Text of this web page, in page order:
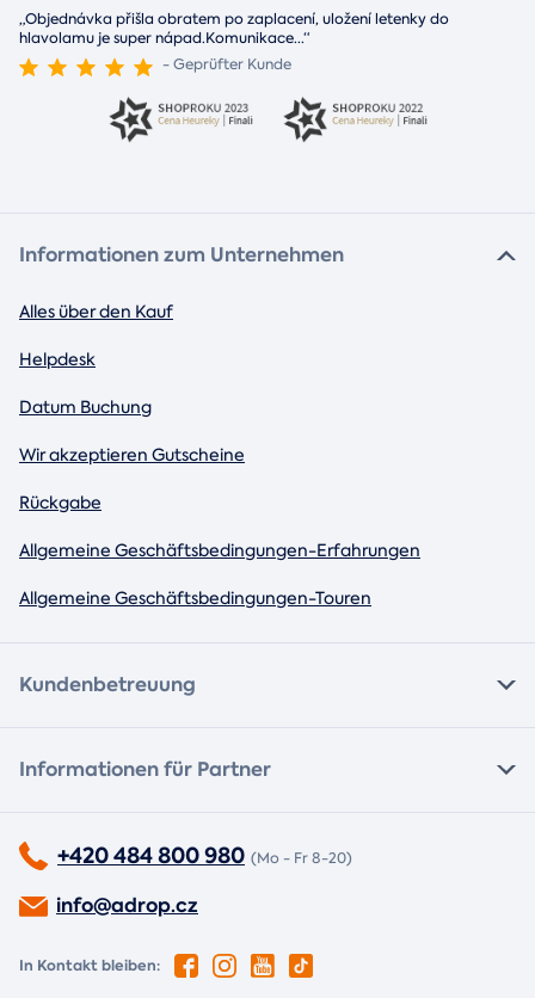
„Objednávka přišla obratem po zaplacení, uložení letenky do
hlavolamu je super nápad.Komunikace...“
- Geprüfter Kunde
Informationen zum Unternehmen
Alles über den Kauf
Helpdesk
Datum Buchung
Wir akzeptieren Gutscheine
Rückgabe
Allgemeine Geschäftsbedingungen-Erfahrungen
Allgemeine Geschäftsbedingungen-Touren
Kundenbetreuung
Informationen für Partner
+420 484 800 980 (Mo - Fr 8-20)
info@adrop.cz
In Kontakt bleiben: